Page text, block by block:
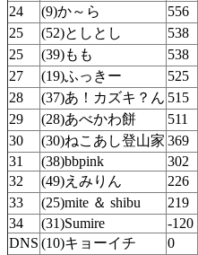
24
(9)か～ら 556
25
(52)としとし 538
25
(39)もも 538
27
(19)ふっきー 525
28
(37)あ！カズキ？ん 515
29
(28)あべかわ餅 511
30
(30)ねこあし登山家 369
31
(38)bbpink 302
32
(49)えみりん 226
33
(25)mite ＆ shibu 219
34
(31)Sumire -120
DNS (10)キョーイチ 0